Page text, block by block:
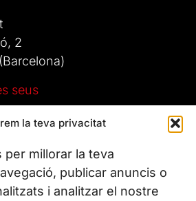
la teva privacitat
per millorar la teva
publicar anuncis o
i analitzar el nostre
2
seus
300